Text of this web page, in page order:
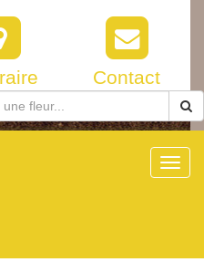
Contact